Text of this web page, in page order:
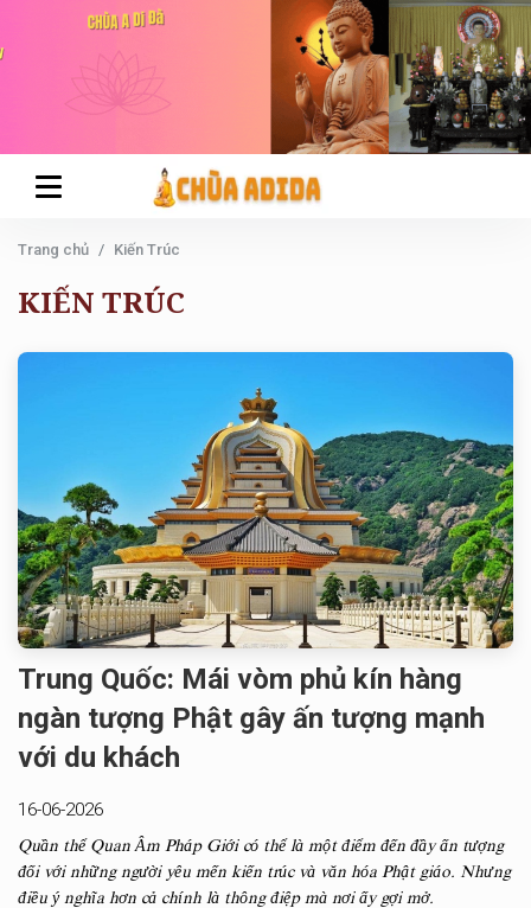
Trang chủ Kiến Trúc
KIẾN TRÚC
Trung Quốc: Mái vòm phủ kín hàng
ngàn tượng Phật gây ấn tượng mạnh
với du khách
16-06-2026
Quần thể Quan Âm Pháp Giới có thể là một điểm đến đầy ấn tượng
đối với những người yêu mến kiến trúc và văn hóa Phật giáo. Nhưng
điều ý nghĩa hơn cả chính là thông điệp mà nơi ấy gợi mở.